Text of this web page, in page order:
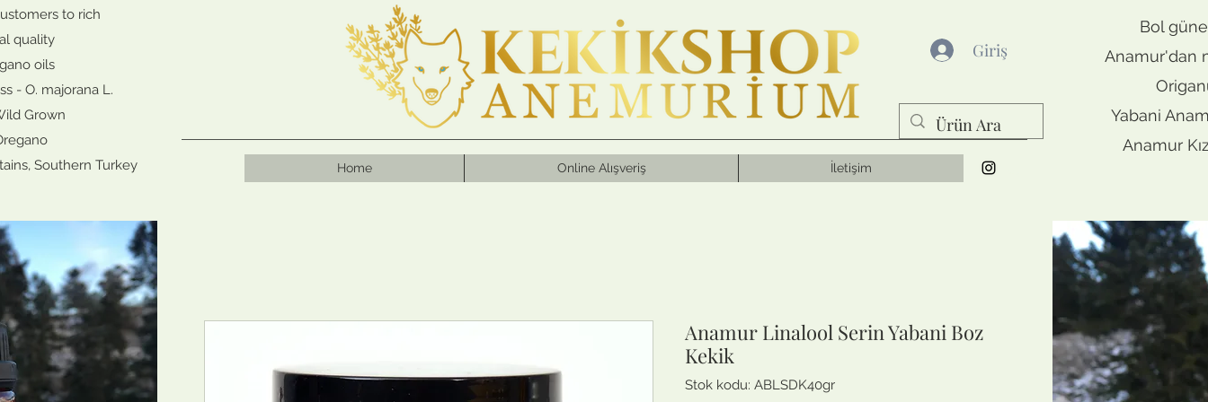
to rich
quality
oils
- O. majorana L.
Grown
Southern Turkey
Giriş
Home Online Alışveriş İletişim
Bol
Anamur'dan
Yabani
Anamur
Anamur Linalool Serin Yabani Boz
Kekik
Stok kodu: ABLSDK40gr